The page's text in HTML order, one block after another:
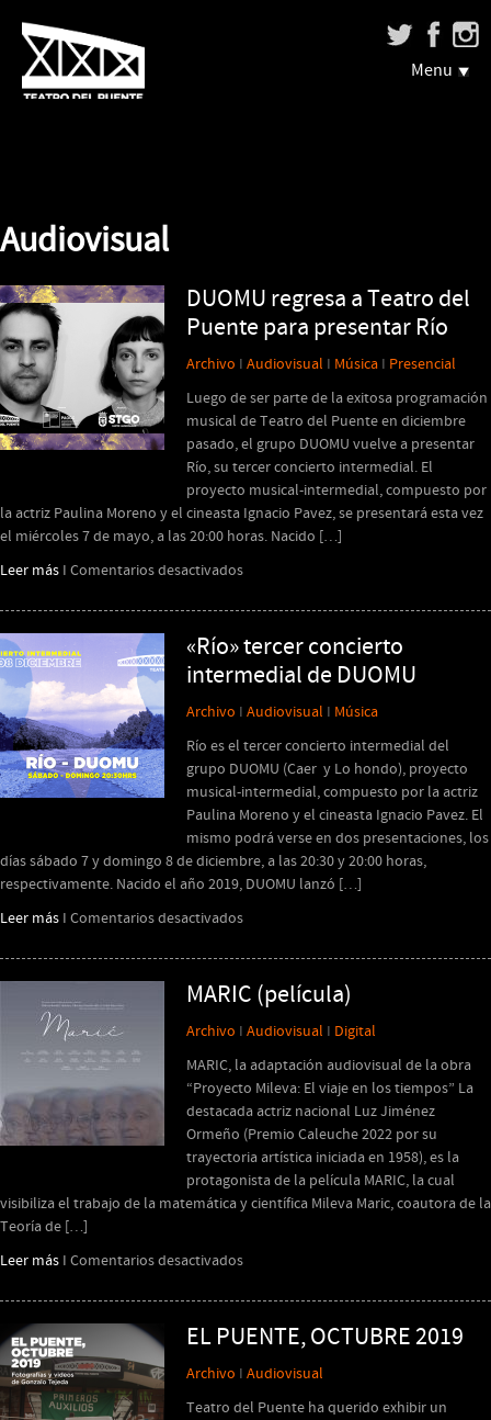
Menu
Audiovisual
DUOMU regresa a Teatro del
Puente para presentar Río
Archivo I Audiovisual I Música I Presencial
Luego de ser parte de la exitosa programación
musical de Teatro del Puente en diciembre
pasado, el grupo DUOMU vuelve a presentar
Río, su tercer concierto intermedial. El
proyecto musical-intermedial, compuesto por
la actriz Paulina Moreno y el cineasta Ignacio Pavez, se presentará esta vez
el miércoles 7 de mayo, a las 20:00 horas. Nacido […]
Leer más I Comentarios desactivadosen
regresa
a
Teatro
del
Puente
presentar
Río
«Río» tercer concierto
intermedial de DUOMU
Archivo I Audiovisual I Música
Río es el tercer concierto intermedial del
grupo DUOMU (Caer y Lo hondo), proyecto
musical-intermedial, compuesto por la actriz
Paulina Moreno y el cineasta Ignacio Pavez. El
mismo podrá verse en dos presentaciones, los
días sábado 7 y domingo 8 de diciembre, a las 20:30 y 20:00 horas,
respectivamente. Nacido el año 2019, DUOMU lanzó […]
Leer más I Comentarios desactivadosen
tercer
concierto
intermedial
de
DUOMU
MARIC (película)
Archivo I Audiovisual I Digital
MARIC, la adaptación audiovisual de la obra
“Proyecto Mileva: El viaje en los tiempos” La
destacada actriz nacional Luz Jiménez
Ormeño (Premio Caleuche 2022 por su
trayectoria artística iniciada en 1958), es la
protagonista de la película MARIC, la cual
visibiliza el trabajo de la matemática y científica Mileva Maric, coautora de la
Teoría de […]
Leer más I Comentarios desactivadosen
(película)
EL PUENTE, OCTUBRE 2019
Archivo I Audiovisual
Teatro del Puente ha querido exhibir un